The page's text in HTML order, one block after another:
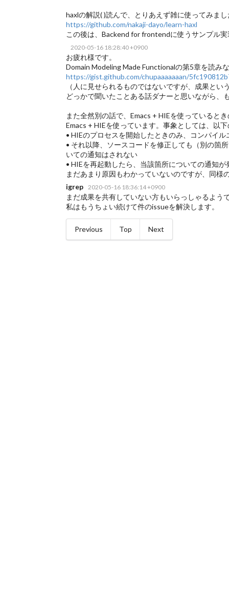
haxlの解説()読んで、とりあえず雑に使ってみまし
https://github.com/nakaji-dayo/learn-haxl
この後は、Backend for frontendに使うサンプル
2020-05-16 18:28:40 +0900
お疲れ様です。
Domain Modeling Made Functionalの第5章を読み
https://gist.github.com/chupaaaaaaan/
（人に見せられるものではないですが、成果とい
どっかで聞いたことある話ダナーと思いながら、
また全然別の話で、Emacs + HIEを使っていると
Emacs + HIEを使っています。事象としては、以
• HIEのプロセスを開始したときのみ、コンパイ
• それ以降、ソースコードを修正しても（別の箇
いての通知はされない
• HIEを再起動したら、当該箇所についての通知が
まだあまり原因もわかっていないのですが、同
igrep
2020-05-16 18:36:14 +0900
まだ成果を共有していない方もいらっしゃるよ
私はもうちょい続けて件のissueを解決します。
Previous Top Next